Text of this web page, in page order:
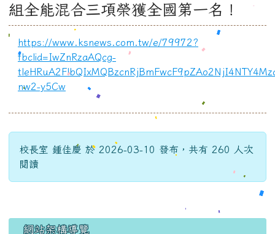
組全能混合三項榮獲全國第一名！
https://www.ksnews.com.tw/e/79972?
fbclid=IwZnRzaAQcg-
nw2-y5Cw
校長室 鍾佳慶 於 2026-03-10 發布，共有 260 人次
閱讀
左邊區域內容
網站架構導覽